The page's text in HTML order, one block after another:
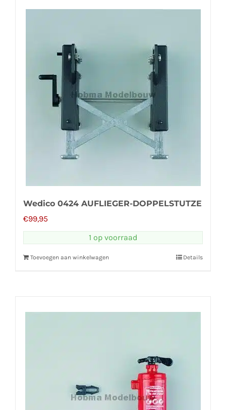
Wedico 0424 AUFLIEGER-DOPPELSTUTZE
€99,95
1 op voorraad
Toevoegen aan winkelwagen Details